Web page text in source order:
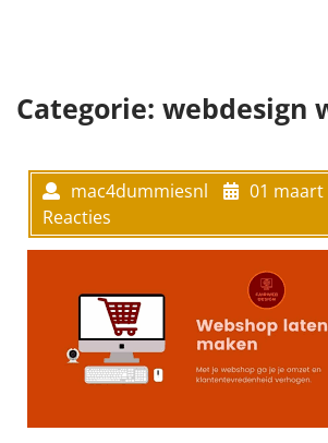
Categorie: webdesign
mac4dummiesnl 01 maart
Reacties